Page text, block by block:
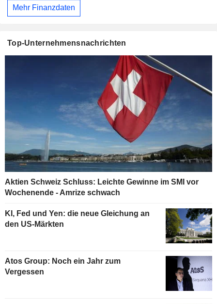
Mehr Finanzdaten
Top-Unternehmensnachrichten
Aktien Schweiz Schluss: Leichte Gewinne im SMI vor
Wochenende - Amrize schwach
KI, Fed und Yen: die neue Gleichung an
den US-Märkten
Atos Group: Noch ein Jahr zum
Vergessen